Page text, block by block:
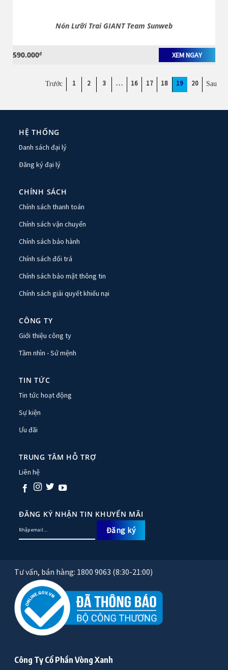
Nón Lưỡi Trai GIANT Team Sunweb
590.000₫ XEM NGAY
1 2 3 … 16 17 18 19 20
HỆ THỐNG
Danh sách đại lý
Đăng ký đại lý
CHÍNH SÁCH
Chính sách thanh toán
Chính sách vận chuyển
Chính sách bảo hành
Chính sách đổi trả
Chính sách bảo mật thông tin
Chính sách giải quyết khiếu nại
CÔNG TY
Giới thiệu công ty
Tầm nhìn - Sứ mệnh
TIN TỨC
Tin tức hoạt động
Sự kiện
Ưu đãi
TRUNG TÂM HỖ TRỢ
Liên hệ
ĐĂNG KÝ NHẬN TIN KHUYẾN MÃI
Tư vấn, bán hàng: 1800 9063 (8:30-21:00)
Công Ty Cổ Phần Vòng Xanh